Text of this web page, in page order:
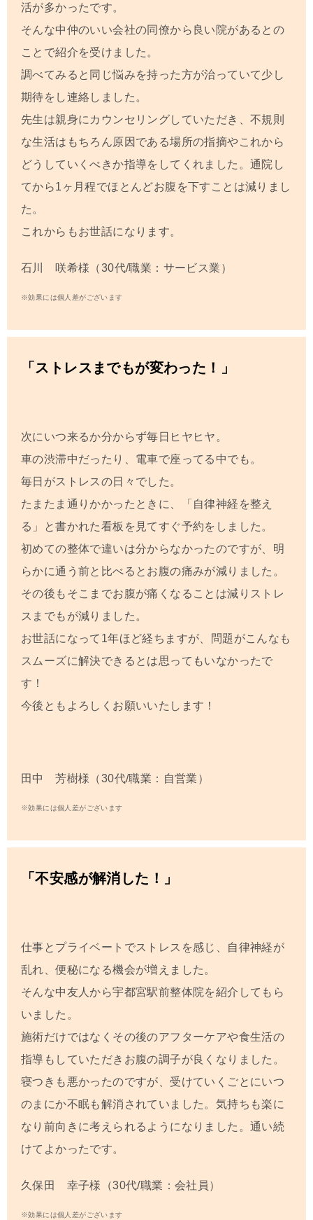
活が多かったです。
そんな中仲のいい会社の同僚から良い院があるとの
ことで紹介を受けました。
調べてみると同じ悩みを持った方が治っていて少し
期待をし連絡しました。
先生は親身にカウンセリングしていただき、不規則
な生活はもちろん原因である場所の指摘やこれから
どうしていくべきか指導をしてくれました。通院し
てから1 ヶ月程でほとんどお腹を下すことは減りまし
た。
これからもお世話になります。
石川 咲希様（30代/職業：サービス業）
※効果には個人差がございます
「ストレスまでもが変わった！」
次にいつ来るか分からず毎日ヒヤヒヤ。
車の渋滞中だったり、電車で座ってる中でも。
毎日がストレスの日々でした。
たまたま通りかかったときに、「自律神経を整え
る」と書かれた看板を見てすぐ予約をしました。
初めての整体で違いは分からなかったのですが、明
らかに通う前と比べるとお腹の痛みが減りました。
その後もそこまでお腹が痛くなることは減りストレ
スまでもが減りました。
お世話になって 1年ほど経ちますが、問題がこんなも
スムーズに解決できるとは思ってもいなかったで
す！
今後ともよろしくお願いいたします！
田中 芳樹様（30代/職業：自営業）
※効果には個人差がございます
「不安感が解消した！」
仕事とプライベートでストレスを感じ、自律神経が
乱れ、便秘になる機会が増えました。
そんな中友人から宇都宮駅前整体院を紹介してもら
いました。
施術だけではなくその後のアフターケアや食生活の
指導もしていただきお腹の調子が良くなりました。
寝つきも悪かったのですが、受けていくごとにいつ
のまにか不眠も解消されていました。気持ちも楽に
なり前向きに考えられるようになりました。通い続
けてよかったです。
久保田 幸子様（30代/職業：会社員）
※効果には個人差がございます